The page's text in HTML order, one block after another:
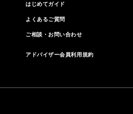
はじめてガイド
よくあるご質問
ご相談・お問い合わせ
アドバイザー会員利用規約